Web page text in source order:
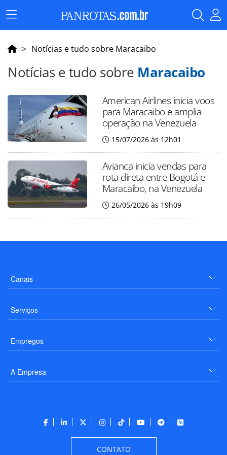
Menu
Principal
Notícias e tudo sobre Maracaibo
Notícias e tudo sobre Maracaibo
American Airlines inicia voos
para Maracaibo e amplia
operação na Venezuela
15/07/2026 às 12h01
Avianca inicia vendas para
rota direta entre Bogotá e
Maracaibo, na Venezuela
26/05/2026 às 19h09
Canais
Serviços
Empregos
A Empresa
CONTATO